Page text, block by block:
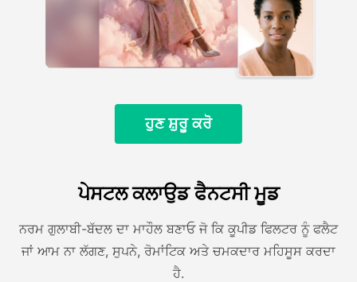
ਹੁਣ ਸ਼ੁਰੂ ਕਰੋ
ਪੇਸਟਲ ਕਲਾਉਡ ਫੈਨਟਸੀ ਮੂਡ
ਨਰਮ ਗੁਲਾਬੀ-ਬੱਦਲ ਦਾ ਮਾਹੌਲ ਬਣਾਓ ਜੋ ਕਿ ਕੂਪੀਡ ਫਿਲਟਰ ਨੂੰ ਫਲੈਟ
ਜਾਂ ਆਮ ਨਾ ਲੱਗਣ, ਸੁਪਨੇ, ਰੋਮਾਂਟਿਕ ਅਤੇ ਚਮਕਦਾਰ ਮਹਿਸੂਸ ਕਰਦਾ
ਹੈ.